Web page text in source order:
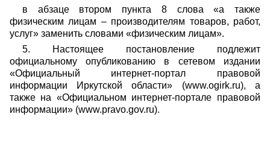
в абзаце втором пункта 8 слова «а также
физическим лицам – производителям товаров, работ,
услуг» заменить словами «физическим лицам».
5. Настоящее постановление подлежит
официальному опубликованию в сетевом издании
«Официальный интернет-портал правовой
информации Иркутской области» (www.ogirk.ru), а
также на «Официальном интернет-портале правовой
информации» (www.pravo.gov.ru).